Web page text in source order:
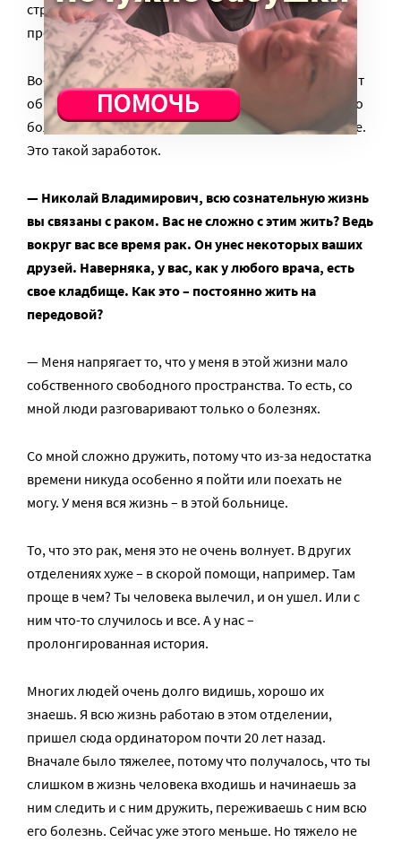
страховых компаний, жестко контролирующих
процесс. А здесь аудита гораздо меньше.
Во-вторых, можно выставить любой коэффициент от
обычного прайса. Не любой, конечно, но достаточно
большой. И человек будет платить в 2-3 раза больше.
Это такой заработок.
— Николай Владимирович, всю сознательную жизнь
вы связаны с раком. Вас не сложно с этим жить? Ведь
вокруг вас все время рак. Он унес некоторых ваших
друзей. Наверняка, у вас, как у любого врача, есть
свое кладбище. Как это – постоянно жить на
передовой?
— Меня напрягает то, что у меня в этой жизни мало
собственного свободного пространства. То есть, со
мной люди разговаривают только о болезнях.
Со мной сложно дружить, потому что из-за недостатка
времени никуда особенно я пойти или поехать не
могу. У меня вся жизнь – в этой больнице.
То, что это рак, меня это не очень волнует. В других
отделениях хуже – в скорой помощи, например. Там
проще в чем? Ты человека вылечил, и он ушел. Или с
ним что-то случилось и все. А у нас –
пролонгированная история.
Многих людей очень долго видишь, хорошо их
знаешь. Я всю жизнь работаю в этом отделении,
пришел сюда ординатором почти 20 лет назад.
Вначале было тяжелее, потому что получалось, что ты
слишком в жизнь человека входишь и начинаешь за
ним следить и с ним дружить, переживаешь с ним всю
его болезнь. Сейчас уже этого меньше. Но тяжело не